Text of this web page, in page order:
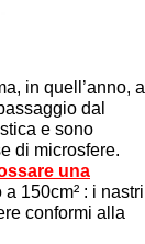
in quell’anno, a
dal
e sono
di microsfere.
una
150cm² : i nastri
conformi alla